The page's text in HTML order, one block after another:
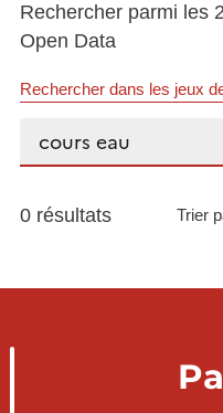
Rechercher parmi les
Open Data
Rechercher dans les jeux
0 résultats Trier